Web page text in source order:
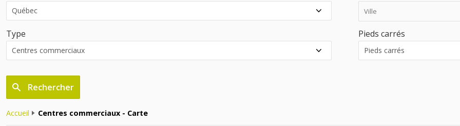
Type Pieds carrés
Rechercher
Accueil Centres commerciaux - Carte